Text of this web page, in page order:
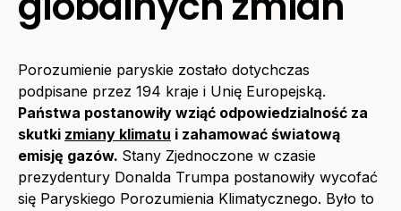
Porozumienie paryskie zostało dotychczas
podpisane przez 194 kraje i Unię Europejską.
Państwa postanowiły wziąć odpowiedzialność za
skutki zmiany klimatu i zahamować światową
emisję gazów. Stany Zjednoczone w czasie
prezydentury Donalda Trumpa postanowiły wycofać
się Paryskiego Porozumienia Klimatycznego. Było to